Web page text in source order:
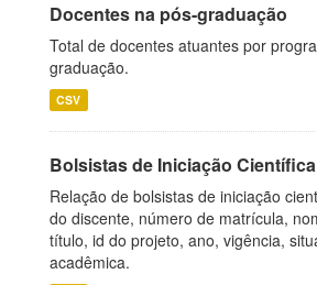
Docentes na pós-graduação
Total de docentes atuantes por
graduação.
CSV
Bolsistas de Iniciação Científica
Relação de bolsistas de iniciação
do discente, número de matrícula,
título, id do projeto, ano, vigência,
acadêmica.